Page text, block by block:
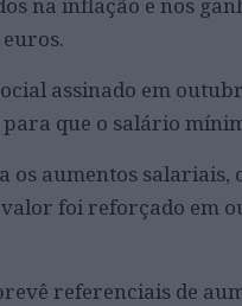
assinado em
que o salário
os aumentos
valor foi reforçado em
referenciais de